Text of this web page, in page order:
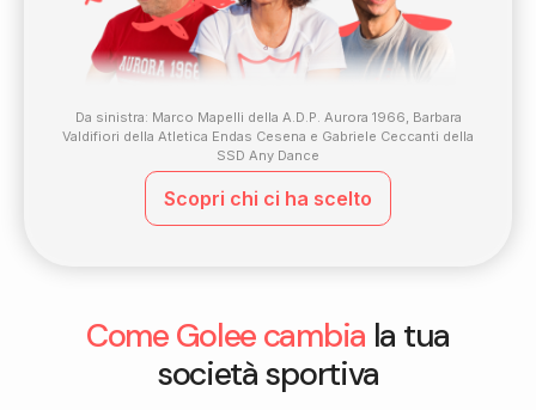
Da sinistra: Marco Mapelli della A.D.P. Aurora 1966, Barbara
Valdifiori della Atletica Endas Cesena e Gabriele Ceccanti della
SSD Any Dance
Scopri chi ci ha scelto
Come Golee cambia la tua
società sportiva